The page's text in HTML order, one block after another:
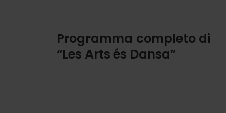
Programma completo di
“Les Arts és Dansa”